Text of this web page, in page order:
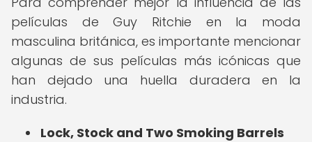
películas de Guy Ritchie en la moda
masculina británica, es importante mencionar
algunas de sus películas más icónicas que
han dejado una huella duradera en la
industria.
Lock, Stock and Two Smoking Barrels